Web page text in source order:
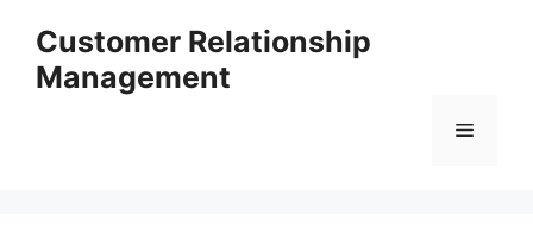
content
Customer Relationship
Management
Menu